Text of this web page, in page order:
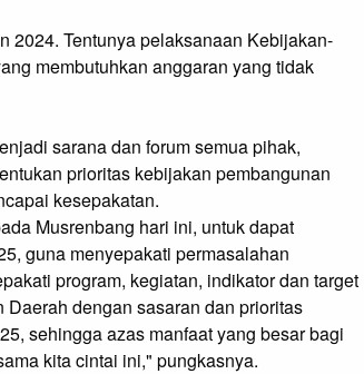
2024. Tentunya pelaksanaan Kebijakan-
membutuhkan anggaran yang tidak
sarana dan forum semua pihak,
prioritas kebijakan pembangunan
kesepakatan.
Musrenbang hari ini, untuk dapat
guna menyepakati permasalahan
program, kegiatan, indikator dan target
dengan sasaran dan prioritas
sehingga azas manfaat yang besar bagi
kita cintai ini," pungkasnya.